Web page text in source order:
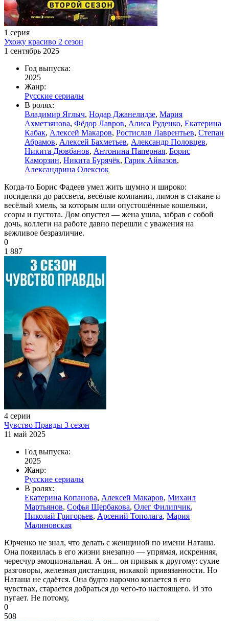
1 серия
Ухожу красиво 2 сезон
1 сентябрь 2025
Год выпуска:
2025
Жанр:
Русские сериалы
В ролях:
Владимир Яглыч, Нодар Джанелидзе, Мария
Ахметзянова, Фёдор Лавров, Алиса Руденко, Екатерина
Кабак, Алексей Макаров, Ростислав Лаврентьев, Степан
Абрамов, Алексей Бахметьев, Александр Половцев,
Никита Дювбанов, Антонина Паперная, Борис
Каморзин, Никита Бурячёк, Гарик Айвазов,
Александрина Олексюк
Когда-то Борис Фадеев умел жить шумно и широко:
посиделки до рассвета, весёлые компании, лимон в стакане и
весёлый хмель, за которым шли опустошённые кошельки,
ссоры и пустота. Дом опустел — жена ушла, забрав с собой
дочь, коллеги на работе давно перешли с уважения на
вежливое безразличие.
0
1 887
4 серии
Чувство Правды 3 сезон
11 май 2025
Год выпуска:
2025
Жанр:
Русские сериалы
В ролях:
Екатерина Копанова, Алексей Макаров, Михаил
Мартьянов, Софья Щербакова, Олег Филипчик,
Николай Григорьев, Арсений Тополага, Мария
Малиновская
Юрченко не знал, что делать с женщиной по имени Наташа.
Она появилась в его жизни внезапно — упрямая, искренняя,
чересчур эмоциональная. А он... он привык к другому: сухие
разговоры, железная дистанция, никакой привязанности. Но
Наташа не сдаётся. Она будто нарочно копается в его
чувствах, старается добраться до чего-то настоящего. И это
пугает. Не потому,
0
508